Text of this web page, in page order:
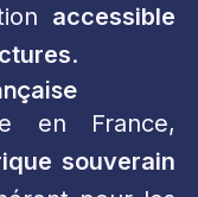
accessible
.
en France,
souverain